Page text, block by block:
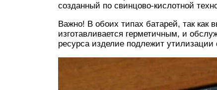
созданный по свинцово-кислотной
Важно! В обоих типах батарей, так как
изготавливается герметичным, и
ресурса изделие подлежит